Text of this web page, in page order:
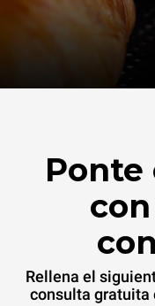
Ponte
Rellena el
consulta gratuita